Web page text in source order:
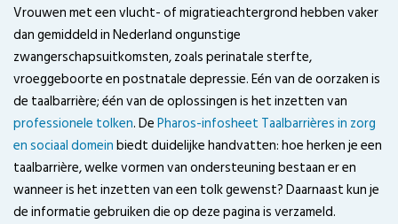
Vrouwen met een vlucht- of migratieachtergrond hebben vaker
dan gemiddeld in Nederland ongunstige
zwangerschapsuitkomsten, zoals perinatale sterfte,
vroeggeboorte en postnatale depressie. Eén van de oorzaken is
de taalbarrière; één van de oplossingen is het inzetten van
professionele tolken. DePharos-infosheet Taalbarrières in zorg
en sociaal domeinbiedt duidelijke handvatten: hoe herken je een
taalbarrière, welke vormen van ondersteuning bestaan er en
wanneer is het inzetten van een tolk gewenst? Daarnaast kun je
de informatie gebruiken die op deze pagina is verzameld.